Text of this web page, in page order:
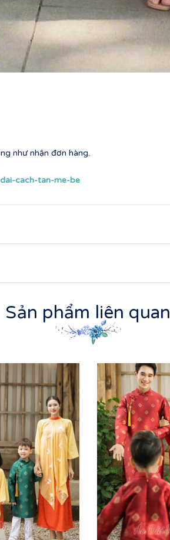
như nhận đơn hàng.
cach-tan-me-be
Sản phẩm liên quan